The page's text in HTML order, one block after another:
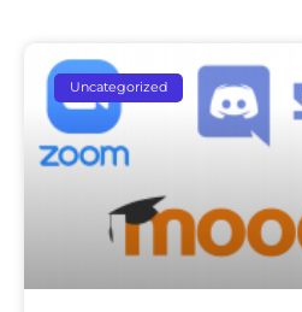
Uncategorized